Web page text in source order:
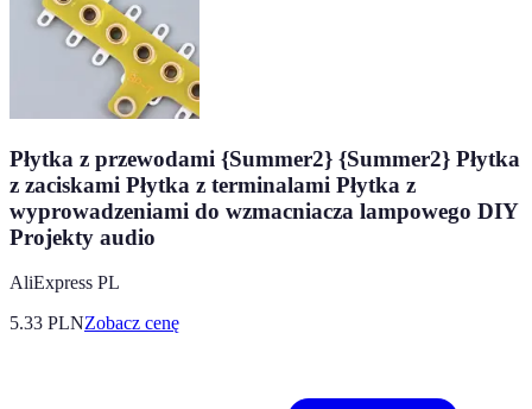
Płytka z przewodami {Summer2} {Summer2} Płytka
z zaciskami Płytka z terminalami Płytka z
wyprowadzeniami do wzmacniacza lampowego DIY
Projekty audio
AliExpress PL
5.33 PLNZobacz cenę